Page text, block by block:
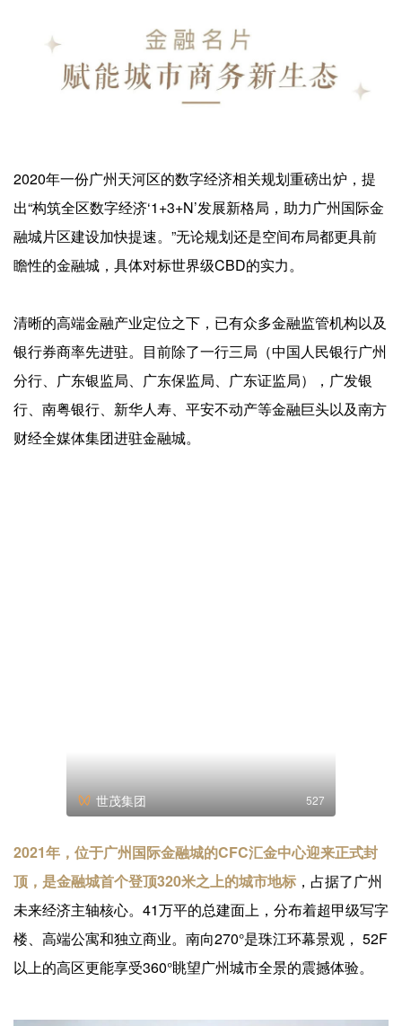
2020年一份广州天河区的数字经济相关规划重磅出炉，提
出“构筑全区数字经济‘1+3+N’发展新格局，助力广州国际金
融城片区建设加快提速。”无论规划还是空间布局都更具前
瞻性的金融城，具体对标世界级CBD的实力。
清晰的高端金融产业定位之下，已有众多金融监管机构以及
银行券商率先进驻。目前除了一行三局（中国人民银行广州
分行、广东银监局、广东保监局、广东证监局），广发银
行、南粤银行、新华人寿、平安不动产等金融巨头以及南方
财经全媒体集团进驻金融城。
世茂集团 527
2021年，位于广州国际金融城的CFC汇金中心迎来正式封
顶，是金融城首个登顶320米之上的城市地标 ，占据了广州
未来经济主轴核心。41万平的总建面上，分布着超甲级写字
楼、高端公寓和独立商业。南向270°是珠江环幕景观， 52F
以上的高区更能享受360°眺望广州城市全景的震撼体验。